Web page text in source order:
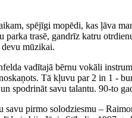
spējīgi mopēdi, kas ļāva
trasē, gandrīz katru
mūzikai.
vadītajā bērnu vokāli
Tā kļuvu par 2 in 1 -
spodrināt savu talantu. 90-to
pirmo solodziesmu –